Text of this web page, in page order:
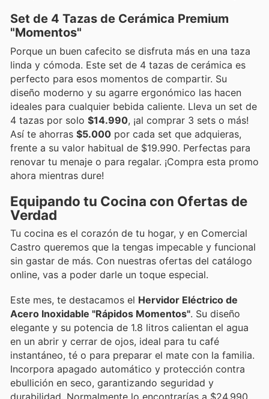
Set de 4 Tazas de Cerámica Premium
"Momentos"
Porque un buen cafecito se disfruta más en una taza
linda y cómoda. Este set de 4 tazas de cerámica es
perfecto para esos momentos de compartir. Su
diseño moderno y su agarre ergonómico las hacen
ideales para cualquier bebida caliente. Lleva un set de
4 tazas por solo $14.990, ¡al comprar 3 sets o más!
Así te ahorras $5.000 por cada set que adquieras,
frente a su valor habitual de $19.990. Perfectas para
renovar tu menaje o para regalar. ¡Compra esta promo
ahora mientras dure!
Equipando tu Cocina con Ofertas de
Verdad
Tu cocina es el corazón de tu hogar, y en Comercial
Castro queremos que la tengas impecable y funcional
sin gastar de más. Con nuestras ofertas del catálogo
online, vas a poder darle un toque especial.
Este mes, te destacamos el Hervidor Eléctrico de
Acero Inoxidable "Rápidos Momentos". Su diseño
elegante y su potencia de 1.8 litros calientan el agua
en un abrir y cerrar de ojos, ideal para tu café
instantáneo, té o para preparar el mate con la familia.
Incorpora apagado automático y protección contra
ebullición en seco, garantizando seguridad y